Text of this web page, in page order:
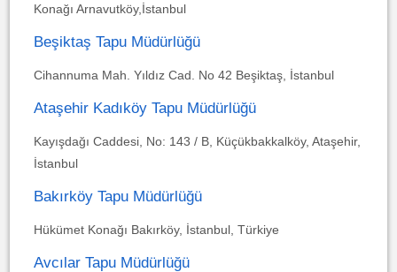
Konağı Arnavutköy,İstanbul
Beşiktaş Tapu Müdürlüğü
Cihannuma Mah. Yıldız Cad. No 42 Beşiktaş, İstanbul
Ataşehir Kadıköy Tapu Müdürlüğü
Kayışdağı Caddesi, No: 143 / B, Küçükbakkalköy, Ataşehir,
İstanbul
Bakırköy Tapu Müdürlüğü
Hükümet Konağı Bakırköy, İstanbul, Türkiye
Avcılar Tapu Müdürlüğü